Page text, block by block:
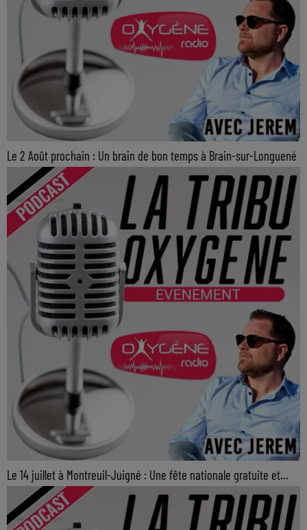
Le 2 Août prochain : Un brain de bon temps à Brain-sur-Longuené
Le 14 juillet à Montreuil-Juigné : Une fête nationale gratuite et...